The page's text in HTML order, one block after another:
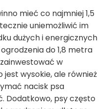
mieć co najmniej 1,5
uniemożliwić im
dużych i energicznych
do 1,8 metra
w
wysokie, ale również
nacisk psa
Dodatkowo, psy często